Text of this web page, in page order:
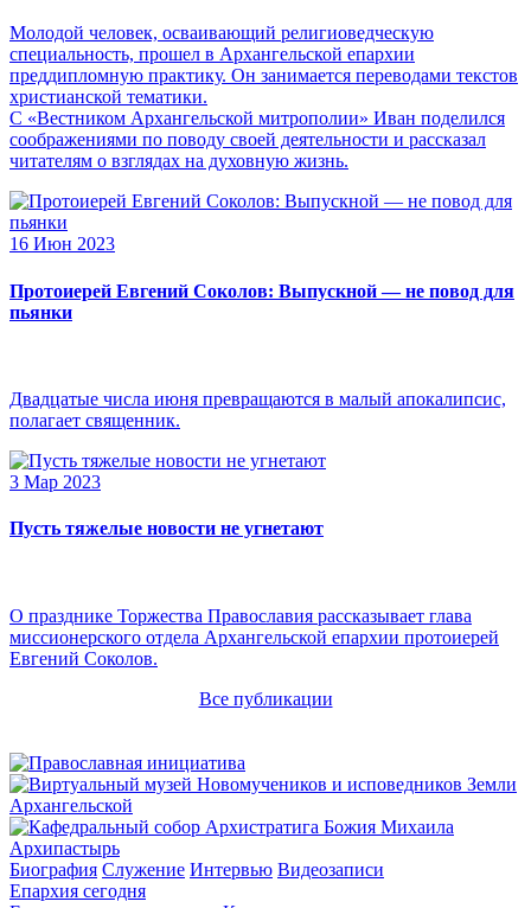
Молодой человек, осваивающий религиоведческую
специальность, прошел в Архангельской епархии
преддипломную практику. Он занимается переводами текстов
христианской тематики.
С «Вестником Архангельской митрополии» Иван поделился
соображениями по поводу своей деятельности и рассказал
читателям о взглядах на духовную жизнь.
16 Июн 2023
Протоиерей Евгений Соколов: Выпускной — не повод для
пьянки
Двадцатые числа июня превращаются в малый апокалипсис,
полагает священник.
3 Мар 2023
Пусть тяжелые новости не угнетают
О празднике Торжества Православия рассказывает глава
миссионерского отдела Архангельской епархии протоиерей
Евгений Соколов.
Все публикации
Архипастырь
Биография Служение Интервью Видеозаписи
Епархия сегодня